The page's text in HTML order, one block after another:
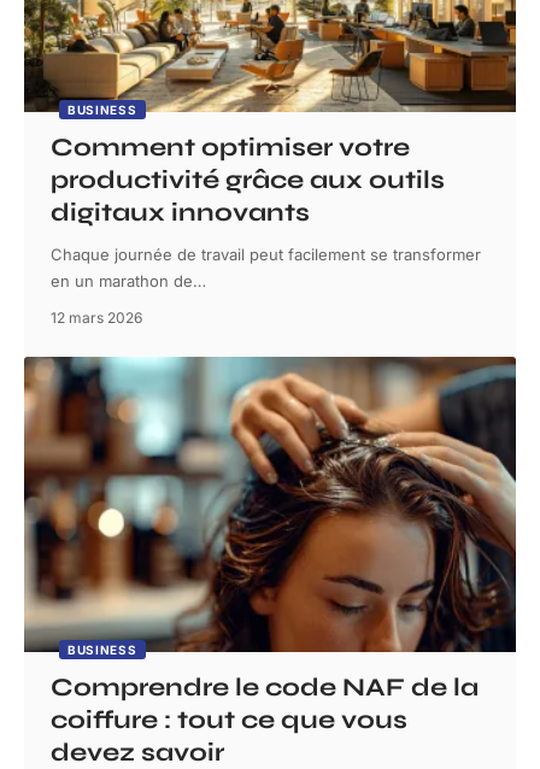
BUSINESS
Comment optimiser votre
productivité grâce aux outils
digitaux innovants
Chaque journée de travail peut facilement se transformer
en un marathon de…
12 mars 2026
BUSINESS
Comprendre le code NAF de la
coiffure : tout ce que vous
devez savoir